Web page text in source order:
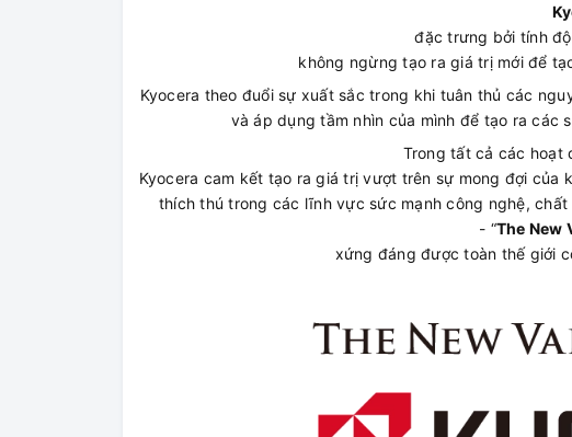
đặc trưng bởi tính
không ngừng tạo ra giá trị mới để
Kyocera theo đuổi sự xuất sắc trong khi tuân thủ các
và áp dụng tầm nhìn của mình để tạo ra các
Trong tất cả các hoạt
Kyocera cam kết tạo ra giá trị vượt trên sự mong đợi của
thích thú trong các lĩnh vực sức mạnh công nghệ,
- “The New
xứng đáng được toàn thế giới